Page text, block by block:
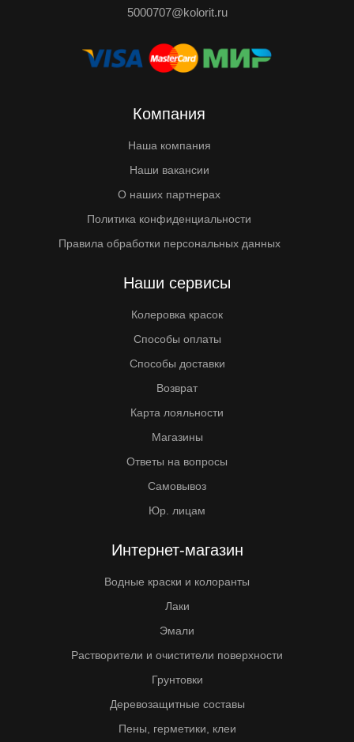
5000707@kolorit.ru
Компания
Наша компания
Наши вакансии
О наших партнерах
Политика конфиденциальности
Правила обработки персональных данных
Наши сервисы
Колеровка красок
Способы оплаты
Способы доставки
Возврат
Карта лояльности
Магазины
Ответы на вопросы
Самовывоз
Юр. лицам
Интернет-магазин
Водные краски и колоранты
Лаки
Эмали
Растворители и очистители поверхности
Грунтовки
Деревозащитные составы
Пены, герметики, клеи